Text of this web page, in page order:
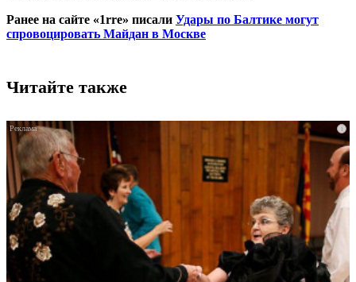
Ранее на сайте «1rre» писали Удары по Балтике могут
спровоцировать Майдан в Москве
Читайте также
i